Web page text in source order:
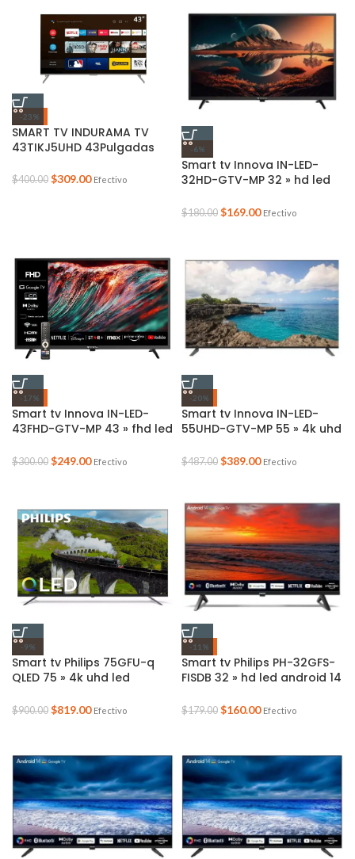
-23%
SMART TV INDURAMA TV
43TIKJ5UHD 43Pulgadas
$400.00 $309.00 Efectivo
-6%
Smart tv Innova IN-LED-
32HD-GTV-MP 32 » hd led
$180.00 $169.00 Efectivo
-17%
Smart tv Innova IN-LED-
43FHD-GTV-MP 43 » fhd led
$300.00 $249.00 Efectivo
-20%
Smart tv Innova IN-LED-
55UHD-GTV-MP 55 » 4k uhd
$487.00 $389.00 Efectivo
-9%
Smart tv Philips 75GFU-q
QLED 75 » 4k uhd led
$900.00 $819.00 Efectivo
-11%
Smart tv Philips PH-32GFS-
FISDB 32 » hd led android 14
bordes
$179.00 $160.00 Efectivo